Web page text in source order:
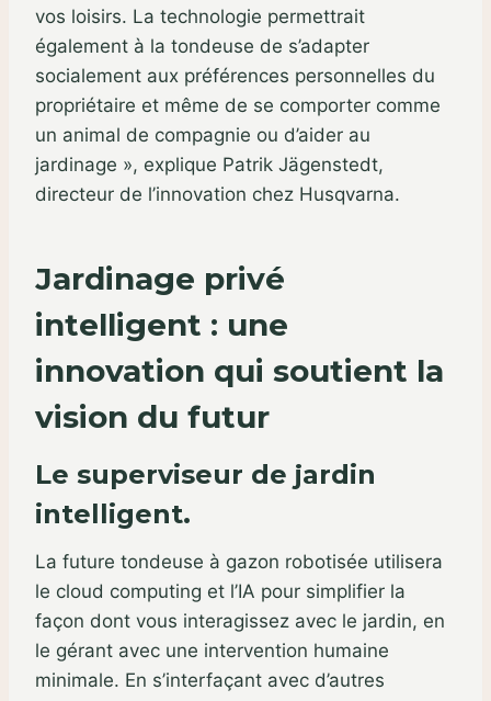
vos loisirs. La technologie permettrait
également à la tondeuse de s’adapter
socialement aux préférences personnelles du
propriétaire et même de se comporter comme
un animal de compagnie ou d’aider au
jardinage », explique Patrik Jägenstedt,
directeur de l’innovation chez Husqvarna.
Jardinage privé
intelligent : une
innovation qui soutient la
vision du futur
Le superviseur de jardin
intelligent.
La future tondeuse à gazon robotisée utilisera
le cloud computing et l’IA pour simplifier la
façon dont vous interagissez avec le jardin, en
le gérant avec une intervention humaine
minimale. En s’interfaçant avec d’autres